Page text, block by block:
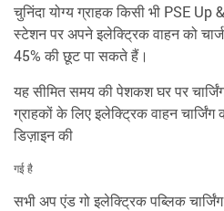
चुनिंदा योग्य ग्राहक किसी भी PSE Up
स्टेशन पर अपने इलेक्ट्रिक वाहन को
45% की छूट पा सकते हैं।
यह सीमित समय की पेशकश घर पर
ग्राहकों के लिए इलेक्ट्रिक वाहन
डिज़ाइन की
गई है
सभी अप एंड गो इलेक्ट्रिक पब्लिक